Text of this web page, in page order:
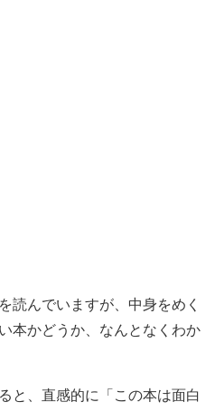
読んでいますが、中身をめく
本かどうか、なんとなくわか
と、直感的に「この本は面白